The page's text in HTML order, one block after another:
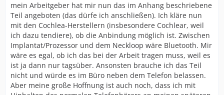
mein Arbeitgeber hat mir nun das im Anhang beschriebene
Teil angeboten (das dürfe ich anschließen). Ich kläre nun
mit den Cochlea-Herstellern (insbesondere Cochlear, weil
ich dazu tendiere), ob die Anbindung möglich ist. Zwischen
Implantat/Prozessor und dem Neckloop wäre Bluetooth. Mir
wäre es egal, ob ich das bei der Arbeit tragen muss, weil es
ist ja dann nur tagsüber. Ansonsten brauche ich das Teil
nicht und würde es im Büro neben dem Telefon belassen.
Aber meine große Hoffnung ist auch noch, dass ich mit